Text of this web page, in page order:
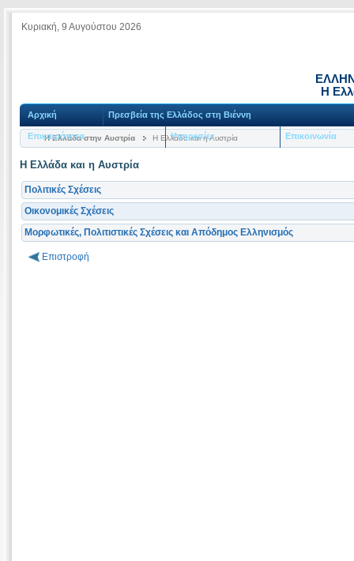
Κυριακή, 9 Αυγούστου 2026
Η
Αρχική Πρεσβεία της Ελλάδος στη Βιέννη
Επικαιρότητα Υπηρεσίες Επικοινωνία
Η Ελλάδα στην Αυστρία Η Ελλάδα και η Αυστρία
Η Ελλάδα και η Αυστρία
Πολιτικές Σχέσεις
Οικονομικές Σχέσεις
Μορφωτικές, Πολιτιστικές Σχέσεις και Απόδημος Ελληνισμός
Επιστροφή